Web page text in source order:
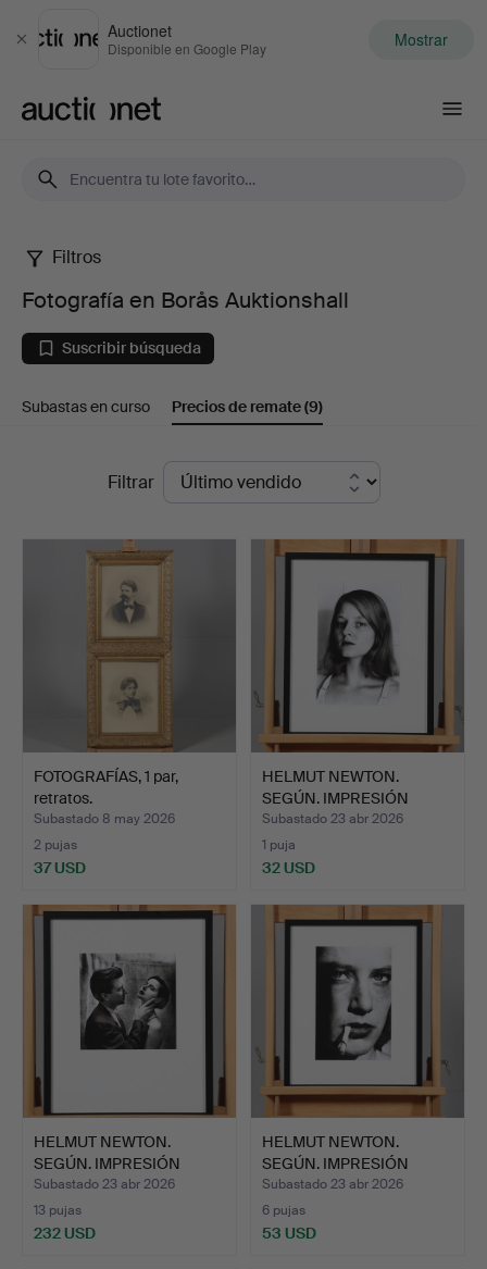
Cerrar
Auctionet
Disponible en Google Play Mostrar
Fotografía
en
Borås
Auktionshall
Filtros
Fotografía en Borås Auktionshall
Suscribir búsqueda
Subastas en curso Precios de remate(9)
remate
Filtrar
FOTOGRAFÍAS, 1 par,
retratos.
Subastado 8 may 2026
2 pujas
37 USD
HELMUT NEWTON.
SEGÚN. IMPRESIÓN
OFFSET, «J…
Subastado 23 abr 2026
1 puja
32 USD
HELMUT NEWTON.
SEGÚN. IMPRESIÓN
OFFSET, «D…
Subastado 23 abr 2026
13 pujas
232 USD
HELMUT NEWTON.
SEGÚN. IMPRESIÓN
OFFSET, «D…
Subastado 23 abr 2026
6 pujas
53 USD